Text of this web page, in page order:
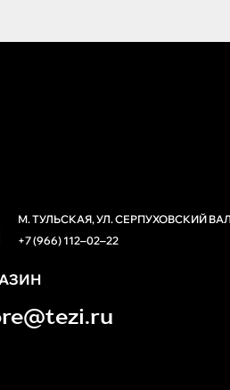
М. ТУЛЬСКАЯ, УЛ. СЕРПУХОВСКИЙ
+7 (966) 112‒02‒22